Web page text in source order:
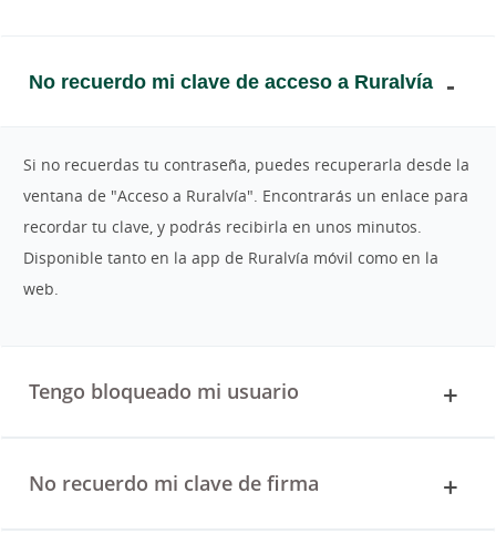
No recuerdo mi clave de acceso a Ruralvía
Si no recuerdas tu contraseña, puedes recuperarla desde la
ventana de "Acceso a Ruralvía". Encontrarás un enlace para
recordar tu clave, y podrás recibirla en unos minutos.
Disponible tanto en la app de Ruralvía móvil como en la
web.
Tengo bloqueado mi usuario
No recuerdo mi clave de firma